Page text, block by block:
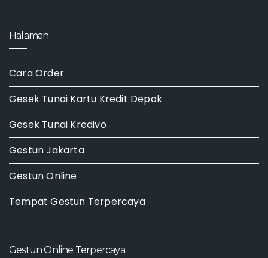
Halaman
Cara Order
Gesek Tunai Kartu Kredit Depok
Gesek Tunai Kredivo
Gestun Jakarta
Gestun Online
Tempat Gestun Terpercaya
Gestun Online Terpercaya